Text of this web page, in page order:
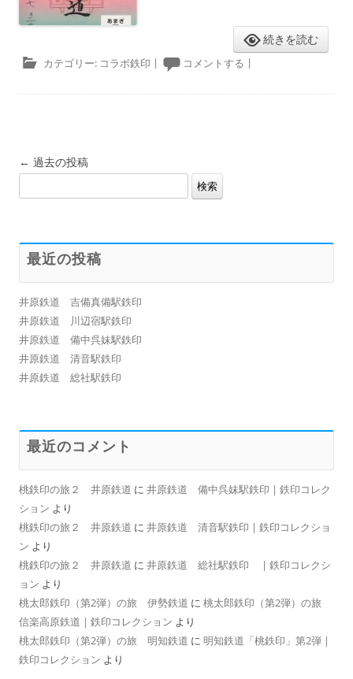
続きを読む
カテゴリー: コラボ鉄印 | コメントする |
投
ゲ
シ
ョ
ン
← 過去の投稿
索:
最近の投稿
井原鉄道 吉備真備駅鉄印
井原鉄道 川辺宿駅鉄印
井原鉄道 備中呉妹駅鉄印
井原鉄道 清音駅鉄印
井原鉄道 総社駅鉄印
最近のコメント
桃鉄印の旅２ 井原鉄道 に 井原鉄道 備中呉妹駅鉄印 | 鉄印コレク
ション より
桃鉄印の旅２ 井原鉄道 に 井原鉄道 清音駅鉄印 | 鉄印コレクショ
ン より
桃鉄印の旅２ 井原鉄道 に 井原鉄道 総社駅鉄印 | 鉄印コレクシ
ョン より
桃太郎鉄印（第2弾）の旅 伊勢鉄道 に 桃太郎鉄印（第2弾）の旅
信楽高原鉄道 | 鉄印コレクション より
桃太郎鉄印（第2弾）の旅 明知鉄道 に 明知鉄道「桃鉄印」第2弾 |
鉄印コレクション より